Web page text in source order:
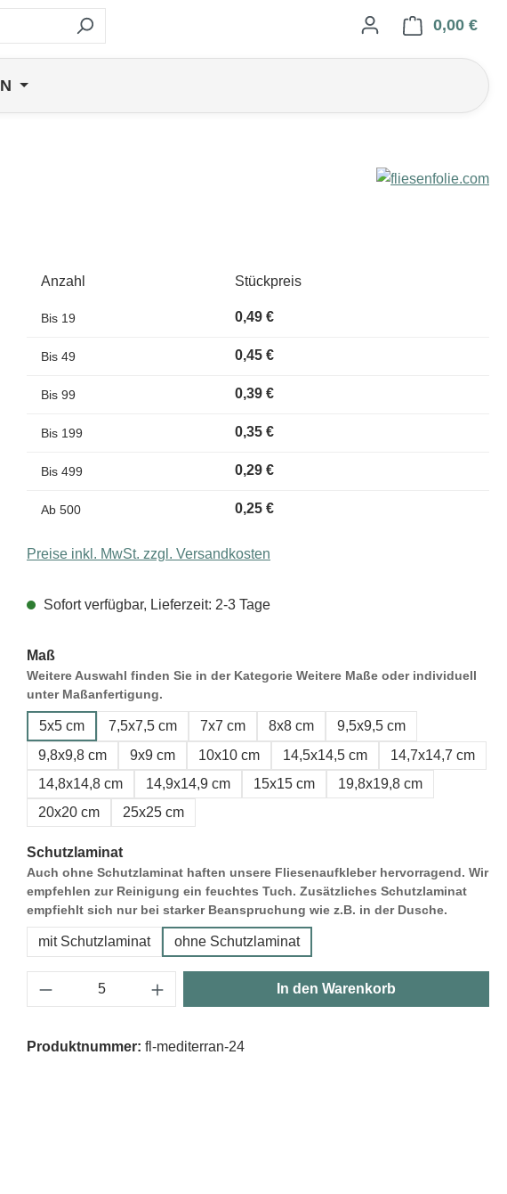
0,00 €
Anzahl Stückpreis
Bis 19 0,49 €
Bis 49 0,45 €
Bis 99 0,39 €
Bis 199 0,35 €
Bis 499 0,29 €
Ab 500 0,25 €
Preise inkl. MwSt. zzgl. Versandkosten
Sofort verfügbar, Lieferzeit: 2-3 Tage
Maß
Weitere Auswahl finden Sie in der Kategorie Weitere Maße oder individuell
unter Maßanfertigung.
5x5 cm 7,5x7,5 cm 7x7 cm 8x8 cm
9,5x9,5 cm
9,8x9,8 cm
9x9 cm 10x10 cm 14,5x14,5 cm
14,7x14,7 cm
14,8x14,8 cm
14,9x14,9 cm 15x15 cm
19,8x19,8 cm
20x20 cm
25x25 cm
Schutzlaminat
Auch ohne Schutzlaminat haften unsere Fliesenaufkleber hervorragend. Wir
empfehlen zur Reinigung ein feuchtes Tuch. Zusätzliches Schutzlaminat
empfiehlt sich nur bei starker Beanspruchung wie z.B. in der Dusche.
mit Schutzlaminat ohne Schutzlaminat
Produkt Anzahl: Gib den gewünschten Wert ein
In den Warenkorb
Produktnummer: fl-mediterran-24